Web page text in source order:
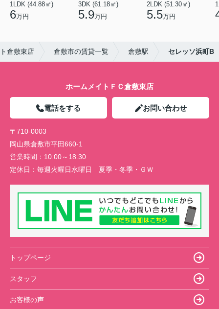
1LDK (44.88㎡)
6万円
3DK (61.18㎡)
5.9万円
2LDK (51.30㎡)
5.5万円
倉敷東店 倉敷市の賃貸一覧 倉敷駅 セレッソ浜町B
ホームメイトＦＣ倉敷東店
電話をする お問い合わせ
〒710-0003
岡山県倉敷市平田660-1
営業時間： 10:00～18:30
定休日： 毎週火曜日水曜日 夏季・冬季・ＧＷ
トップページ
スタッフ
お客様の声